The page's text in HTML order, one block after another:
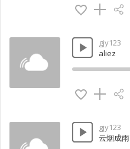
gjy123
aliez
gjy123
云烟成雨